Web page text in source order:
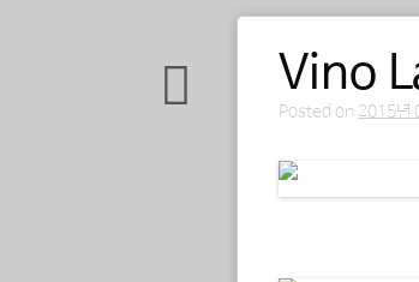
포스트 내
Vino
Posted on 2015년